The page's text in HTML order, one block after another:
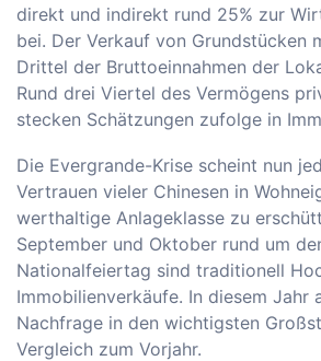
direkt und indirekt rund 25% zur
bei. Der Verkauf von Grundstücken
Drittel der Bruttoeinnahmen der
Rund drei Viertel des Vermögens
stecken Schätzungen zufolge in
Die Evergrande-Krise scheint nun
Vertrauen vieler Chinesen in
werthaltige Anlageklasse zu
September und Oktober rund um
Nationalfeiertag sind traditionell
Immobilienverkäufe. In diesem Jahr
Nachfrage in den wichtigsten
Vergleich zum Vorjahr.